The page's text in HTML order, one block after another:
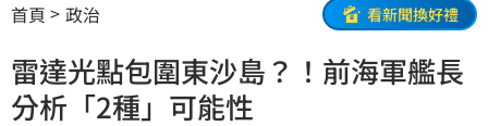
首頁 政治 看新聞換好禮
雷達光點包圍東沙島？！前海軍艦長
分析「2種」可能性